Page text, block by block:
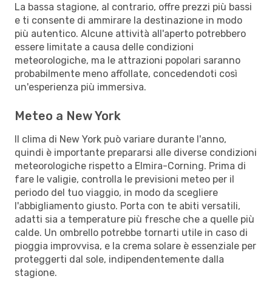
La bassa stagione, al contrario, offre prezzi più bassi
e ti consente di ammirare la destinazione in modo
più autentico. Alcune attività all'aperto potrebbero
essere limitate a causa delle condizioni
meteorologiche, ma le attrazioni popolari saranno
probabilmente meno affollate, concedendoti così
un'esperienza più immersiva.
Meteo a New York
Il clima di New York può variare durante l'anno,
quindi è importante prepararsi alle diverse condizioni
meteorologiche rispetto a Elmira-Corning. Prima di
fare le valigie, controlla le previsioni meteo per il
periodo del tuo viaggio, in modo da scegliere
l'abbigliamento giusto. Porta con te abiti versatili,
adatti sia a temperature più fresche che a quelle più
calde. Un ombrello potrebbe tornarti utile in caso di
pioggia improvvisa, e la crema solare è essenziale per
proteggerti dal sole, indipendentemente dalla
stagione.